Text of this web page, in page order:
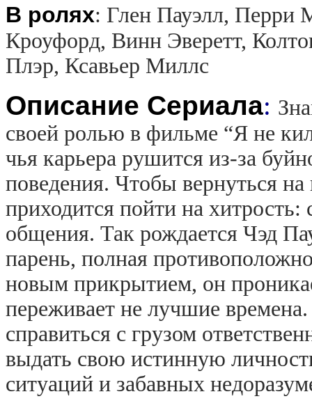
В ролях: Глен Пауэлл, Перри
Кроуфорд, Винн Эверетт,
Плэр, Ксавьер Миллс
Описание Сериала:
своей ролью в фильме “Я не
чья карьера рушится из-за
поведения. Чтобы вернуться
приходится пойти на
общения. Так рождается Чэд
парень, полная
новым прикрытием, он
переживает не лучшие
справиться с грузом
выдать свою истинную
ситуаций и забавных